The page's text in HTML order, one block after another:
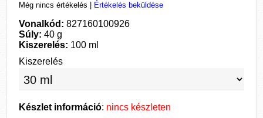
Még nincs értékelés Értékelés beküldése
Vonalkód: 827160100926
Súly: 40 g
Kiszerelés: 100 ml
Kiszerelés
Készlet információ: nincs készleten